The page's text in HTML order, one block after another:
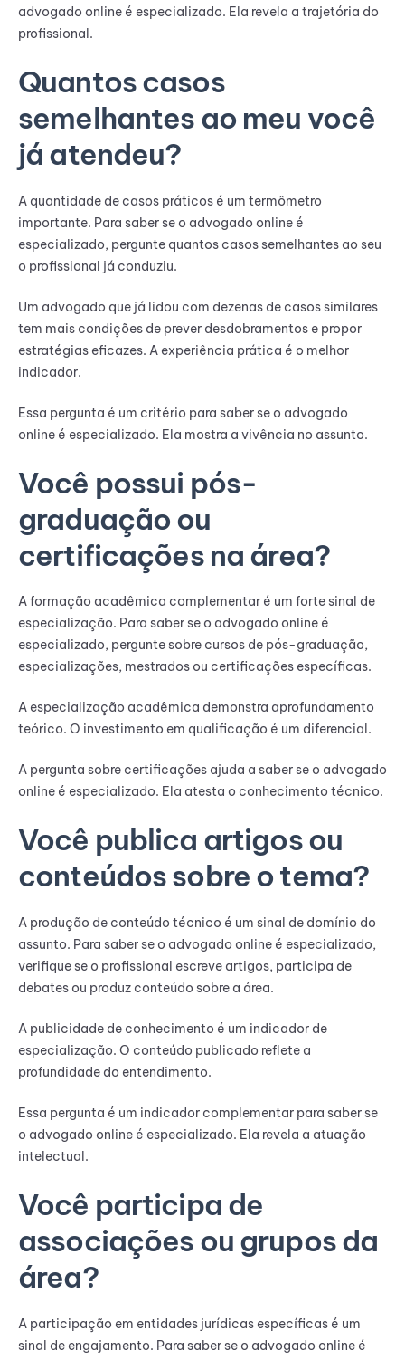
advogado online é especializado. Ela revela a trajetória do
profissional.
Quantos casos
semelhantes ao meu você
já atendeu?
A quantidade de casos práticos é um termômetro
importante. Para saber se o advogado online é
especializado, pergunte quantos casos semelhantes ao seu
o profissional já conduziu.
Um advogado que já lidou com dezenas de casos similares
tem mais condições de prever desdobramentos e propor
estratégias eficazes. A experiência prática é o melhor
indicador.
Essa pergunta é um critério para saber se o advogado
online é especializado. Ela mostra a vivência no assunto.
Você possui pós-
graduação ou
certificações na área?
A formação acadêmica complementar é um forte sinal de
especialização. Para saber se o advogado online é
especializado, pergunte sobre cursos de pós-graduação,
especializações, mestrados ou certificações específicas.
A especialização acadêmica demonstra aprofundamento
teórico. O investimento em qualificação é um diferencial.
A pergunta sobre certificações ajuda a saber se o advogado
online é especializado. Ela atesta o conhecimento técnico.
Você publica artigos ou
conteúdos sobre o tema?
A produção de conteúdo técnico é um sinal de domínio do
assunto. Para saber se o advogado online é especializado,
verifique se o profissional escreve artigos, participa de
debates ou produz conteúdo sobre a área.
A publicidade de conhecimento é um indicador de
especialização. O conteúdo publicado reflete a
profundidade do entendimento.
Essa pergunta é um indicador complementar para saber se
o advogado online é especializado. Ela revela a atuação
intelectual.
Você participa de
associações ou grupos da
área?
A participação em entidades jurídicas específicas é um
sinal de engajamento. Para saber se o advogado online é